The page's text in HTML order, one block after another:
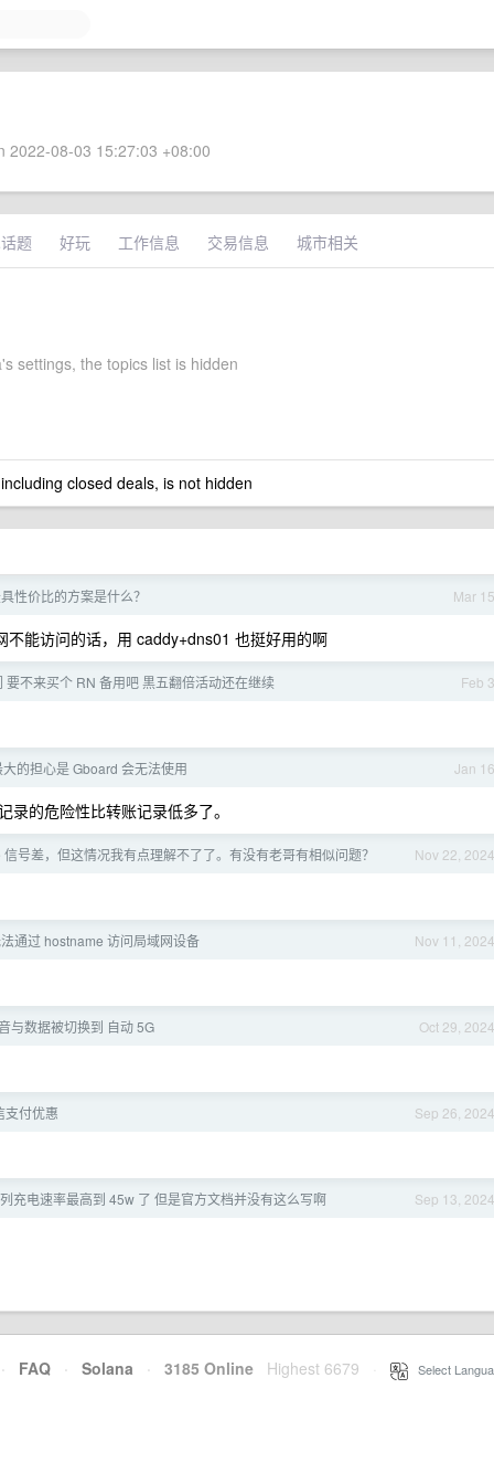
2022-08-03 15:27:03 +08:00
题 好玩 工作信息 交易信息 城市相关
settings, the topics list is hidden
closed deals, is not hidden
Mar 15
性价比的方案是什么？
能访问的话，用 caddy+dns01 也挺好用的啊
Feb 3
要不来买个 RN 备用吧 黒五翻倍活动还在继续
Jan 16
的担心是 Gboard 会无法使用
的危险性比转账记录低多了。
Nov 22, 2024
号差，但这情况我有点理解不了了。有没有老哥有相似问题？
Nov 11, 2024
通过 hostname 访问局域网设备
Oct 29, 2024
与数据被切换到 自动 5G
Sep 26, 2024
支付优惠
Sep 13, 2024
充电速率最高到 45w 了 但是官方文档并没有这么写啊
· FAQ · Solana · 3185 Online Highest 6679 Select